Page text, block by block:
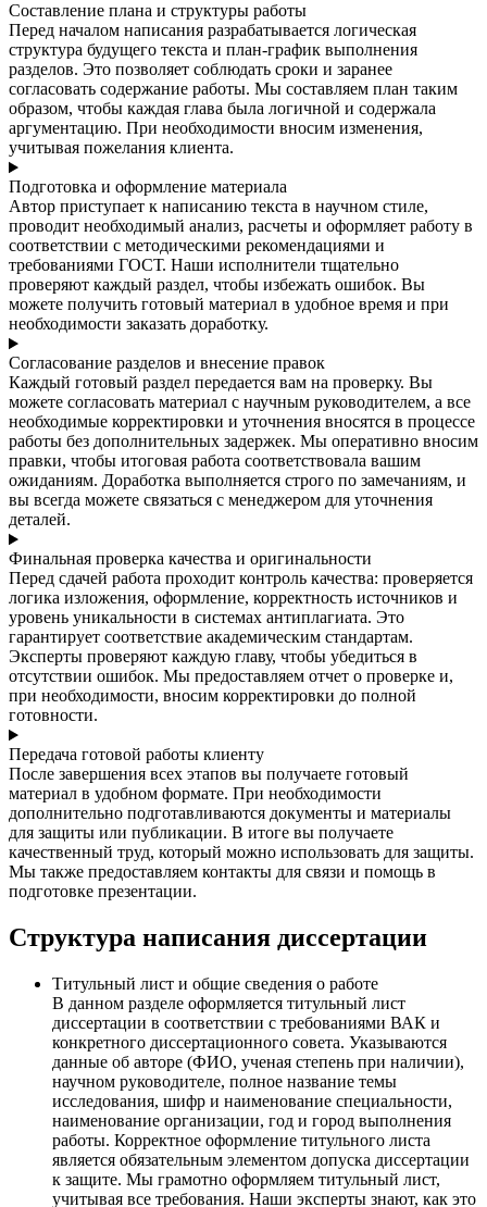
Составление плана и структуры работы
Перед началом написания разрабатывается логическая
структура будущего текста и план-график выполнения
разделов. Это позволяет соблюдать сроки и заранее
согласовать содержание работы. Мы составляем план таким
образом, чтобы каждая глава была логичной и содержала
аргументацию. При необходимости вносим изменения,
учитывая пожелания клиента.
Подготовка и оформление материала
Автор приступает к написанию текста в научном стиле,
проводит необходимый анализ, расчеты и оформляет работу в
соответствии с методическими рекомендациями и
требованиями ГОСТ. Наши исполнители тщательно
проверяют каждый раздел, чтобы избежать ошибок. Вы
можете получить готовый материал в удобное время и при
необходимости заказать доработку.
Согласование разделов и внесение правок
Каждый готовый раздел передается вам на проверку. Вы
можете согласовать материал с научным руководителем, а все
необходимые корректировки и уточнения вносятся в процессе
работы без дополнительных задержек. Мы оперативно вносим
правки, чтобы итоговая работа соответствовала вашим
ожиданиям. Доработка выполняется строго по замечаниям, и
вы всегда можете связаться с менеджером для уточнения
деталей.
Финальная проверка качества и оригинальности
Перед сдачей работа проходит контроль качества: проверяется
логика изложения, оформление, корректность источников и
уровень уникальности в системах антиплагиата. Это
гарантирует соответствие академическим стандартам.
Эксперты проверяют каждую главу, чтобы убедиться в
отсутствии ошибок. Мы предоставляем отчет о проверке и,
при необходимости, вносим корректировки до полной
готовности.
Передача готовой работы клиенту
После завершения всех этапов вы получаете готовый
материал в удобном формате. При необходимости
дополнительно подготавливаются документы и материалы
для защиты или публикации. В итоге вы получаете
качественный труд, который можно использовать для защиты.
Мы также предоставляем контакты для связи и помощь в
подготовке презентации.
Структура написания диссертации
Титульный лист и общие сведения о работе
В данном разделе оформляется титульный лист
диссертации в соответствии с требованиями ВАК и
конкретного диссертационного совета. Указываются
данные об авторе (ФИО, ученая степень при наличии),
научном руководителе, полное название темы
исследования, шифр и наименование специальности,
наименование организации, год и город выполнения
работы. Корректное оформление титульного листа
является обязательным элементом допуска диссертации
к защите. Мы грамотно оформляем титульный лист,
учитывая все требования. Наши эксперты знают, как это